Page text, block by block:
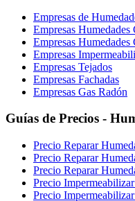
Empresas de
Empresas Humedades
Empresas Humedades
Empresas
Empresas Tejados
Empresas Fachadas
Empresas Gas Radón
Guías de Precios -
Precio Reparar
Precio Reparar
Precio Reparar
Precio
Precio